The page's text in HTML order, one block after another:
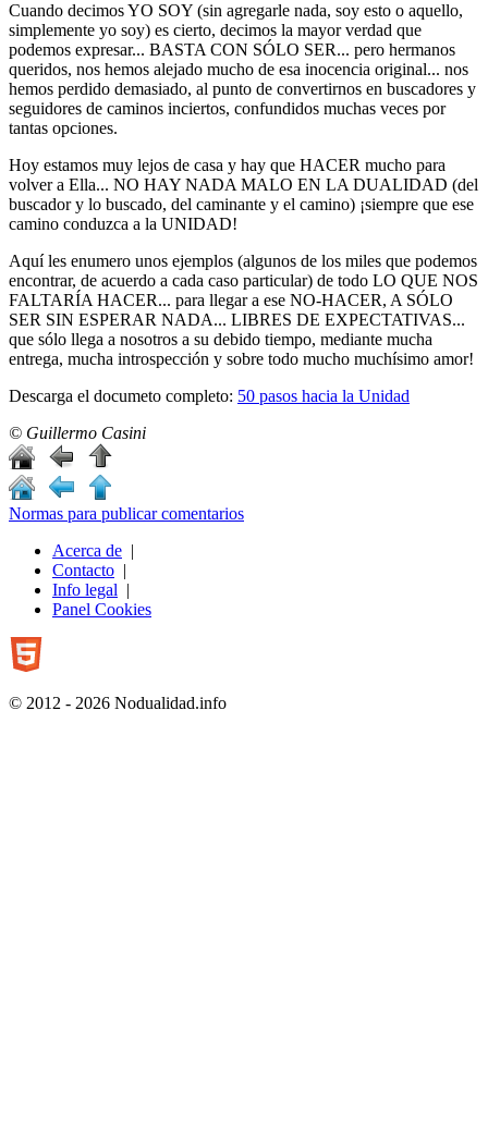
Cuando decimos YO SOY (sin agregarle nada, soy esto o aquello,
simplemente yo soy) es cierto, decimos la mayor verdad que
podemos expresar... BASTA CON SÓLO SER... pero hermanos
queridos, nos hemos alejado mucho de esa inocencia original... nos
hemos perdido demasiado, al punto de convertirnos en buscadores y
seguidores de caminos inciertos, confundidos muchas veces por
tantas opciones.
Hoy estamos muy lejos de casa y hay que HACER mucho para
volver a Ella... NO HAY NADA MALO EN LA DUALIDAD (del
buscador y lo buscado, del caminante y el camino) ¡siempre que ese
camino conduzca a la UNIDAD!
Aquí les enumero unos ejemplos (algunos de los miles que podemos
encontrar, de acuerdo a cada caso particular) de todo LO QUE NOS
FALTARÍA HACER... para llegar a ese NO-HACER, A SÓLO
SER SIN ESPERAR NADA... LIBRES DE EXPECTATIVAS...
que sólo llega a nosotros a su debido tiempo, mediante mucha
entrega, mucha introspección y sobre todo mucho muchísimo amor!
Descarga el documeto completo: 50 pasos hacia la Unidad
© Guillermo Casini
Normas para publicar comentarios
Acerca de |
Contacto |
Info legal |
Panel Cookies
© 2012 - 2026 Nodualidad.info